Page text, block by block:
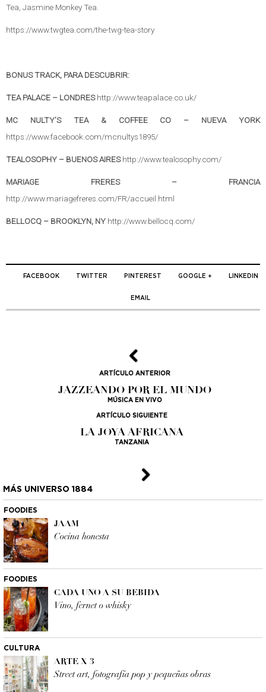
Tea, Jasmine Monkey Tea.
https://www.twgtea.com/the-twg-tea-story
BONUS TRACK, PARA DESCUBRIR:
TEA PALACE – LONDREShttp://www.teapalace.co.uk/
MC NULTY’S TEA & COFFEE CO – NUEVA YORK
https://www.facebook.com/mcnultys1895/
TEALOSOPHY – BUENOS AIREShttp://www.tealosophy.com/
MARIAGE FRERES – FRANCIA
http://www.mariagefreres.com/FR/accueil.html
BELLOCQ – BROOKLYN, NY http://www.bellocq.com/
FACEBOOK TWITTER PINTEREST GOOGLE + LINKEDIN
EMAIL
ARTÍCULO ANTERIOR
JAZZEANDO POR EL MUNDO
MÚSICA EN VIVO
ARTÍCULO SIGUIENTE
LA JOYA AFRICANA
TANZANIA
MÁS UNIVERSO 1884
FOODIES
JAAM
Cocina honesta
FOODIES
CADA UNO A SU BEBIDA
Vino, fernet o whisky
CULTURA
ARTE X 3
Street art, fotografía pop y pequeñas obras